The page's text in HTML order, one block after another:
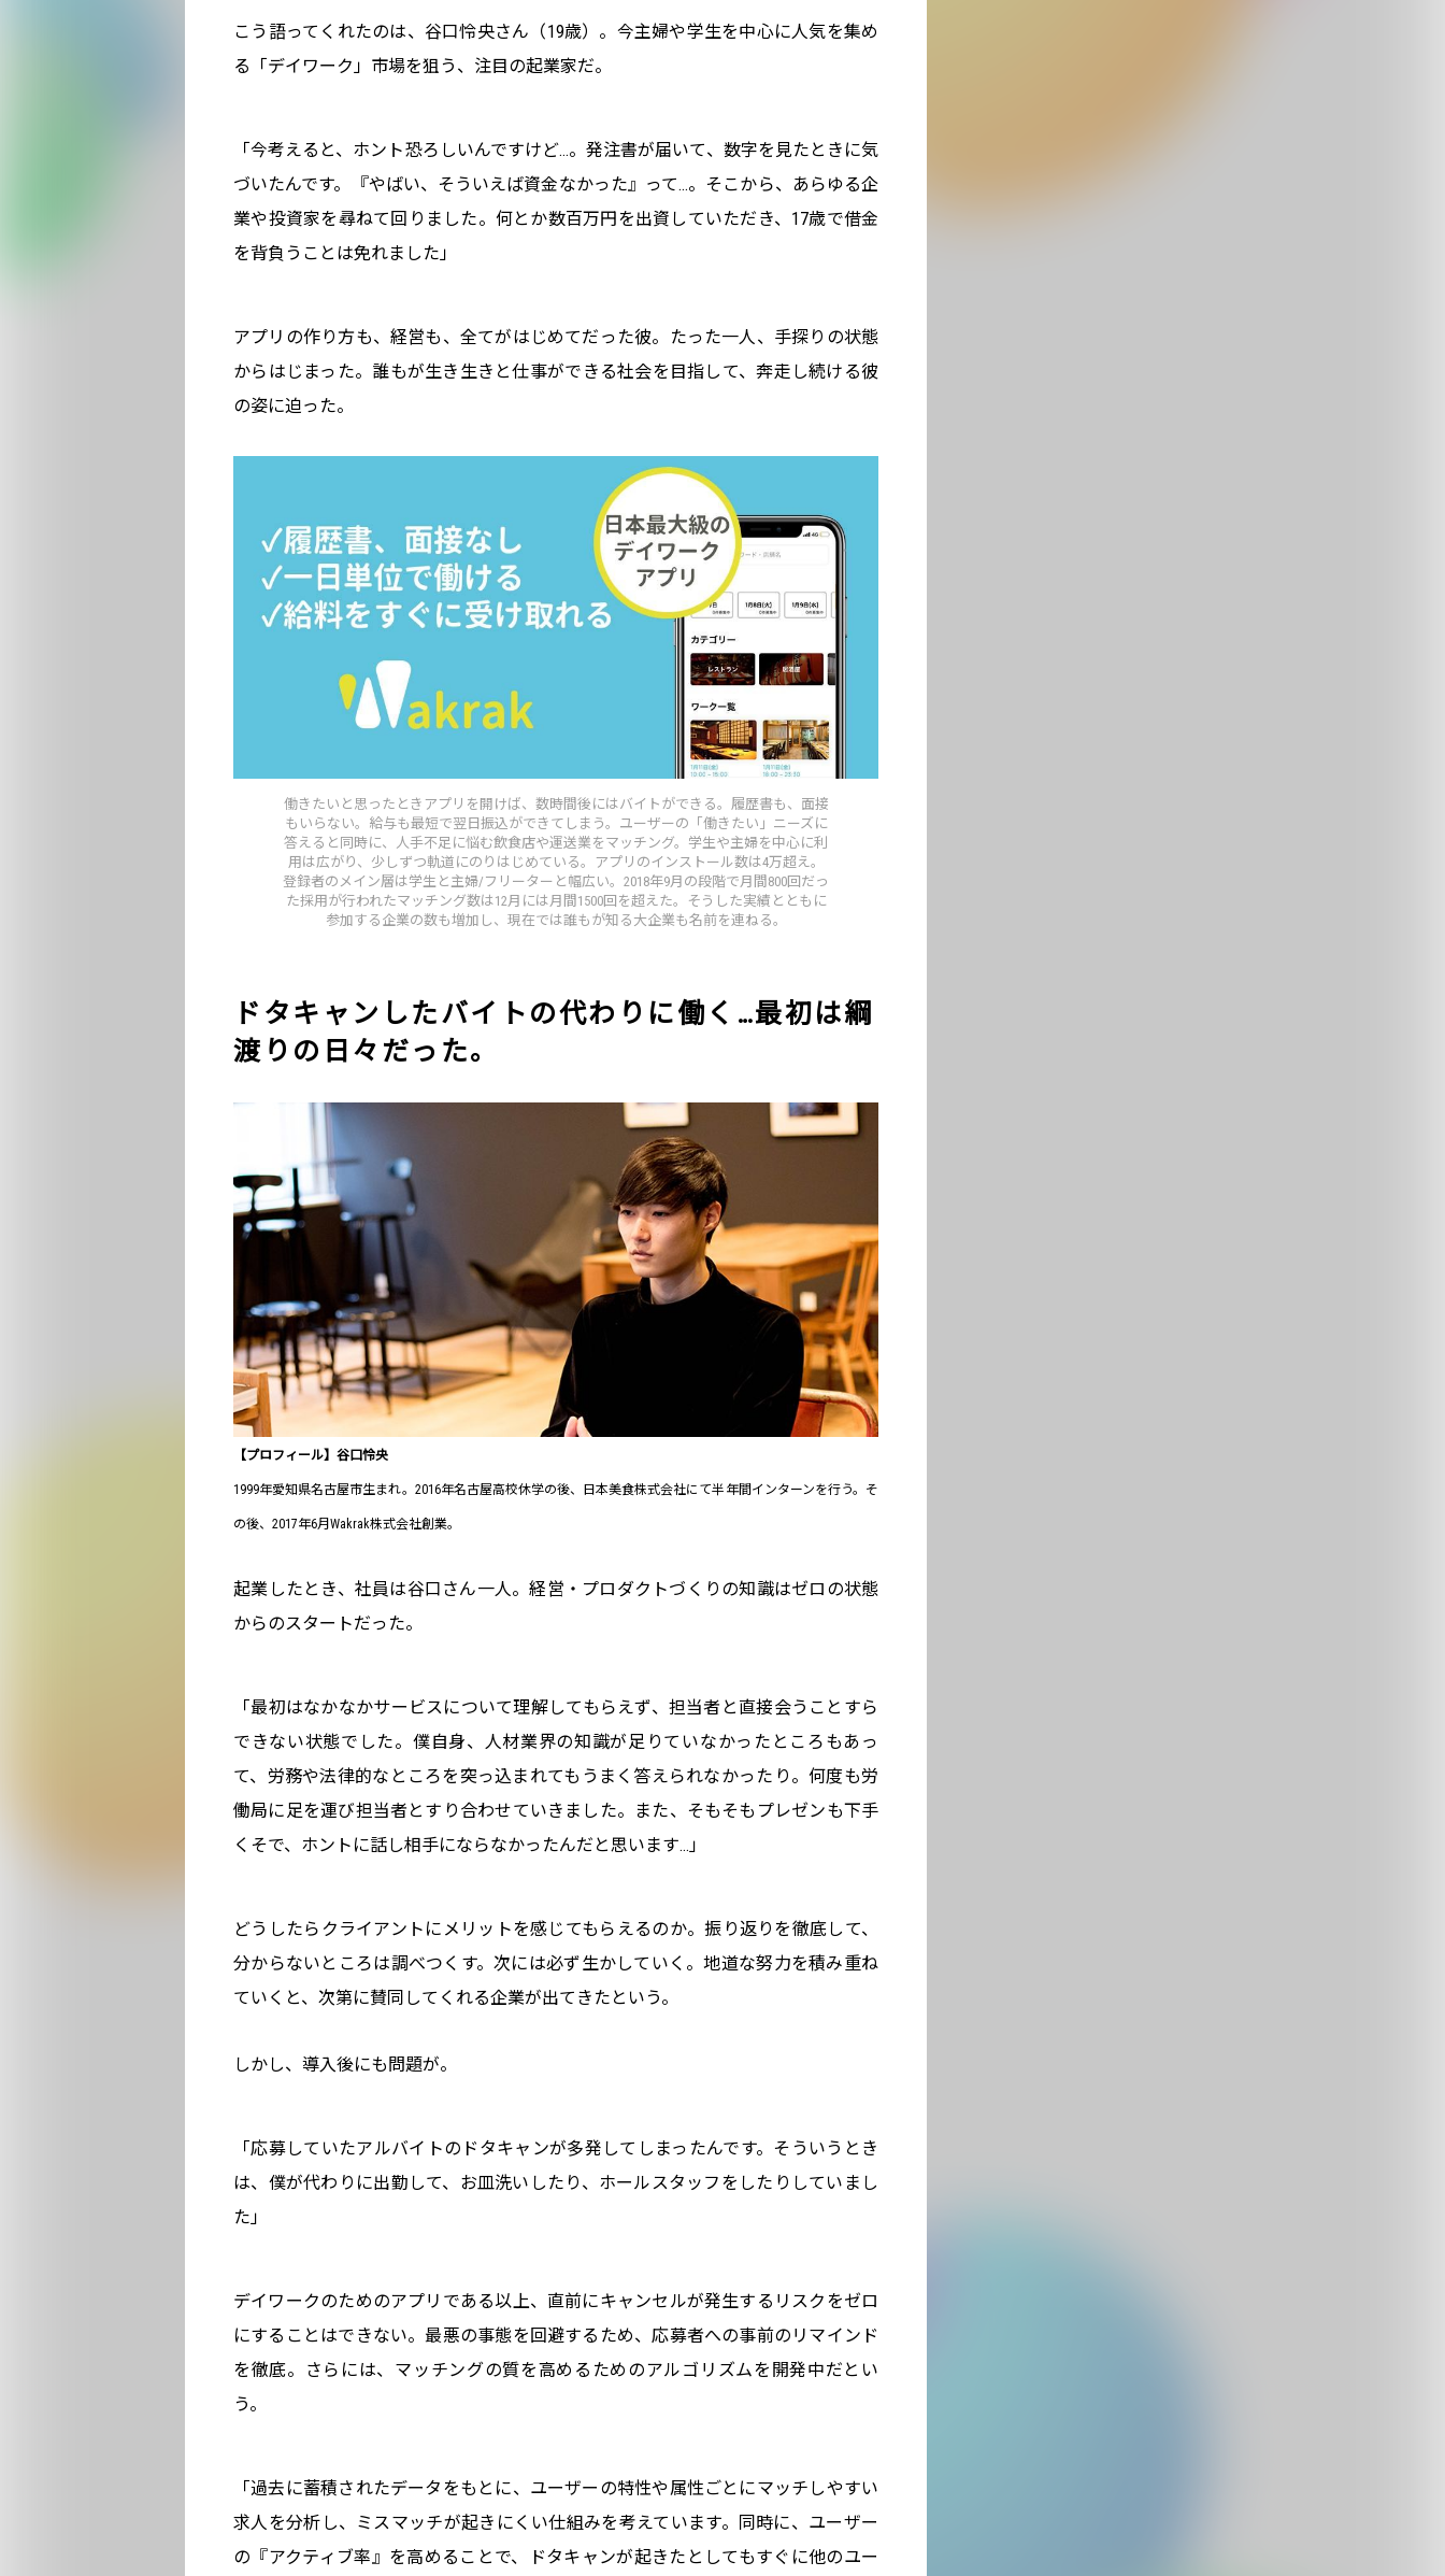
こう語ってくれたのは、谷口怜央さん（19歳）。今主婦や学生を中心に人気を集め
る「デイワーク」市場を狙う、注目の起業家だ。
「今考えると、ホント恐ろしいんですけど...。発注書が届いて、数字を見たときに気
づいたんです。『やばい、そういえば資金なかった』って...。そこから、あらゆる企
業や投資家を尋ねて回りました。何とか数百万円を出資していただき、17歳で借金
を背負うことは免れました」
アプリの作り方も、経営も、全てがはじめてだった彼。たった一人、手探りの状態
からはじまった。誰もが生き生きと仕事ができる社会を目指して、奔走し続ける彼
の姿に迫った。
働きたいと思ったときアプリを開けば、数時間後にはバイトができる。履歴書も、面接
もいらない。給与も最短で翌日振込ができてしまう。ユーザーの「働きたい」ニーズに
答えると同時に、人手不足に悩む飲食店や運送業をマッチング。学生や主婦を中心に利
用は広がり、少しずつ軌道にのりはじめている。アプリのインストール数は4万超え。
登録者のメイン層は学生と主婦/フリーターと幅広い。2018年9月の段階で月間800回だっ
た採用が行われたマッチング数は12月には月間1500回を超えた。そうした実績とともに
参加する企業の数も増加し、現在では誰もが知る大企業も名前を連ねる。
ドタキャンしたバイトの代わりに働く…最初は綱
渡りの日々だった。
【プロフィール】谷口怜央
1999年愛知県名古屋市生まれ。2016年名古屋高校休学の後、日本美食株式会社にて半年間インターンを行う。そ
の後、2017年6月Wakrak株式会社創業。
起業したとき、社員は谷口さん一人。経営・プロダクトづくりの知識はゼロの状態
からのスタートだった。
「最初はなかなかサービスについて理解してもらえず、担当者と直接会うことすら
できない状態でした。僕自身、人材業界の知識が足りていなかったところもあっ
て、労務や法律的なところを突っ込まれてもうまく答えられなかったり。何度も労
働局に足を運び担当者とすり合わせていきました。また、そもそもプレゼンも下手
くそで、ホントに話し相手にならなかったんだと思います...」
どうしたらクライアントにメリットを感じてもらえるのか。振り返りを徹底して、
分からないところは調べつくす。次には必ず生かしていく。地道な努力を積み重ね
ていくと、次第に賛同してくれる企業が出てきたという。
しかし、導入後にも問題が。
「応募していたアルバイトのドタキャンが多発してしまったんです。そういうとき
は、僕が代わりに出勤して、お皿洗いしたり、ホールスタッフをしたりしていまし
た」
デイワークのためのアプリである以上、直前にキャンセルが発生するリスクをゼロ
にすることはできない。最悪の事態を回避するため、応募者への事前のリマインド
を徹底。さらには、マッチングの質を高めるためのアルゴリズムを開発中だとい
う。
「過去に蓄積されたデータをもとに、ユーザーの特性や属性ごとにマッチしやすい
求人を分析し、ミスマッチが起きにくい仕組みを考えています。同時に、ユーザー
の『アクティブ率』を高めることで、ドタキャンが起きたとしてもすぐに他のユー